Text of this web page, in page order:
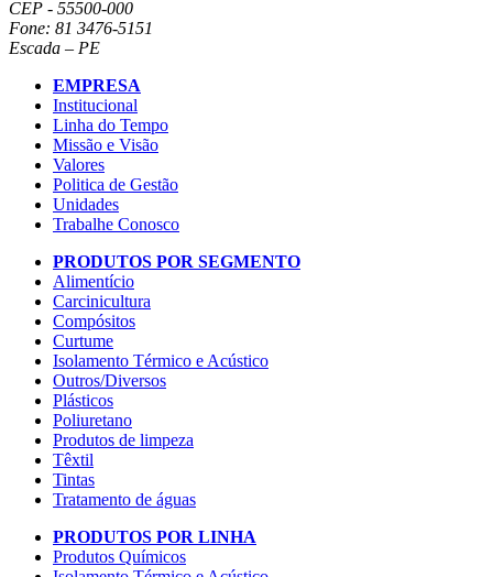
CEP - 55500-000
Fone: 81 3476-5151
Escada – PE
EMPRESA
Institucional
Linha do Tempo
Missão e Visão
Valores
Politica de Gestão
Unidades
Trabalhe Conosco
PRODUTOS POR SEGMENTO
Alimentício
Carcinicultura
Compósitos
Curtume
Isolamento Térmico e Acústico
Outros/Diversos
Plásticos
Poliuretano
Produtos de limpeza
Têxtil
Tintas
Tratamento de águas
PRODUTOS POR LINHA
Produtos Químicos